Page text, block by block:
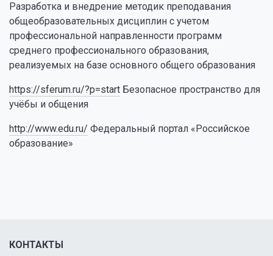
Разработка и внедрение методик преподавания
общеобразовательных дисциплин с учетом
профессиональной направленности программ
среднего профессионального образования,
реализуемых на базе основного общего образования
https://sferum.ru/?p=start Безопасное пространство для
учёбы и общения
http://www.edu.ru/ Федеральный портал «Российское
образование»
КОНТАКТЫ